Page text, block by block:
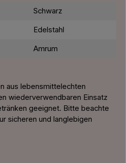
Schwarz
Edelstahl
Amrum
aus lebensmittelechten
wiederverwendbaren Einsatz
geeignet. Bitte beachte
sicheren und langlebigen